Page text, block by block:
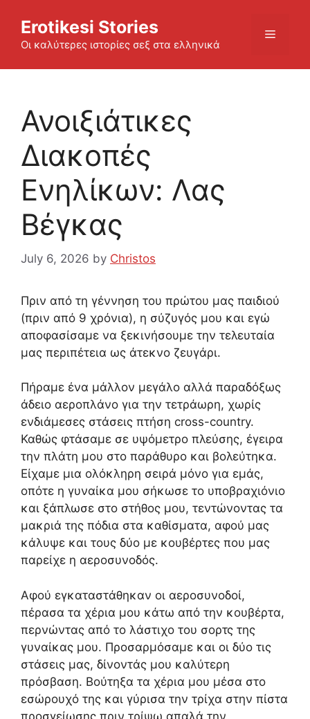
content
Erotikesi Stories
Οι καλύτερες ιστορίες σεξ στα ελληνικά
Menu
Ανοιξιάτικες
Διακοπές
Ενηλίκων: Λας
Βέγκας
July 6, 2026 by Christos
Πριν από τη γέννηση του πρώτου μας παιδιού
(πριν από 9 χρόνια), η σύζυγός μου και εγώ
αποφασίσαμε να ξεκινήσουμε την τελευταία
μας περιπέτεια ως άτεκνο ζευγάρι.
Πήραμε ένα μάλλον μεγάλο αλλά παραδόξως
άδειο αεροπλάνο για την τετράωρη, χωρίς
ενδιάμεσες στάσεις πτήση cross-country.
Καθώς φτάσαμε σε υψόμετρο πλεύσης, έγειρα
την πλάτη μου στο παράθυρο και βολεύτηκα.
Είχαμε μια ολόκληρη σειρά μόνο για εμάς,
οπότε η γυναίκα μου σήκωσε το υποβραχιόνιο
και ξάπλωσε στο στήθος μου, τεντώνοντας τα
μακριά της πόδια στα καθίσματα, αφού μας
κάλυψε και τους δύο με κουβέρτες που μας
παρείχε η αεροσυνοδός.
Αφού εγκαταστάθηκαν οι αεροσυνοδοί,
πέρασα τα χέρια μου κάτω από την κουβέρτα,
περνώντας από το λάστιχο του σορτς της
γυναίκας μου. Προσαρμόσαμε και οι δύο τις
στάσεις μας, δίνοντάς μου καλύτερη
πρόσβαση. Βούτηξα τα χέρια μου μέσα στο
εσώρουχό της και γύρισα την τρίχα στην πίστα
προσγείωσης πριν τρίψω απαλά την